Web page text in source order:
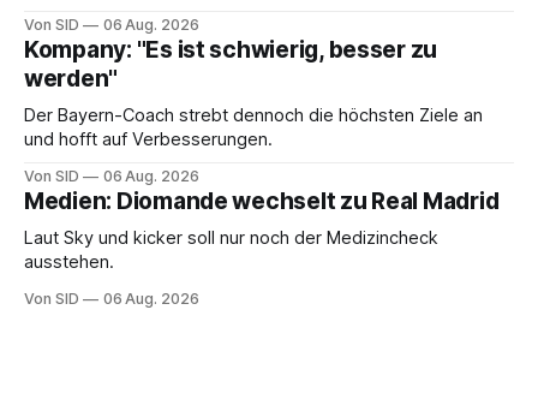
Von SID 06 Aug. 2026
Kompany: "Es ist schwierig, besser zu
werden"
Der Bayern-Coach strebt dennoch die höchsten Ziele an
und hofft auf Verbesserungen.
Von SID 06 Aug. 2026
Medien: Diomande wechselt zu Real Madrid
Laut Sky und kicker soll nur noch der Medizincheck
ausstehen.
Von SID 06 Aug. 2026